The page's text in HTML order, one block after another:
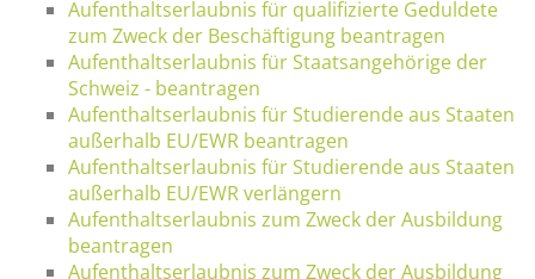
Aufenthaltserlaubnis für qualifizierte Geduldete
zum Zweck der Beschäftigung beantragen
Aufenthaltserlaubnis für Staatsangehörige der
Schweiz - beantragen
Aufenthaltserlaubnis für Studierende aus Staaten
außerhalb EU/EWR beantragen
Aufenthaltserlaubnis für Studierende aus Staaten
außerhalb EU/EWR verlängern
Aufenthaltserlaubnis zum Zweck der Ausbildung
beantragen
Aufenthaltserlaubnis zum Zweck der Ausbildung